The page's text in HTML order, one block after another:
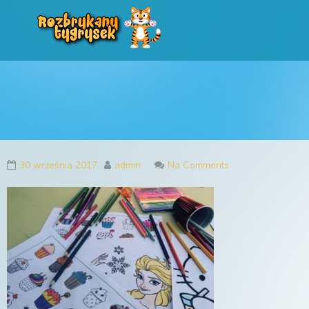
Rozbrykany
Profesjonalne animacje urodzinowe dla dzieci
30 września 2017 admin No Comments